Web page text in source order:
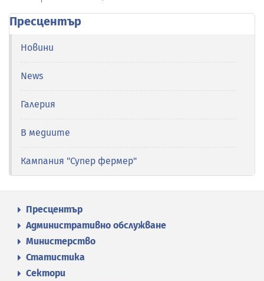
Пресцентър
Новини
News
Галерия
В медиите
Кампания "Супер фермер"
Пресцентър
Административно обслужване
Министерство
Статистика
Сектори